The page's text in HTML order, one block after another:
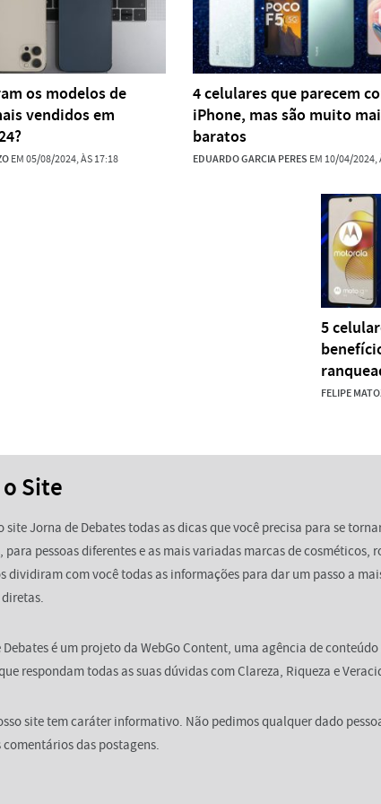
os modelos de
vendidos em
EM 05/08/2024, ÀS 17:18
4 celulares que parecem
iPhone, mas são muito
baratos
EDUARDO GARCIA PERES EM 10/04/2024,
5
FELIPE
Site
site Jorna de Debates todas as dicas que você precisa para se
pessoas diferentes e as mais variadas marcas de cosméticos,
dividiram com você todas as informações para dar um passo a
Debates é um projeto da WebGo Content, uma agência de
respondam todas as suas dúvidas com Clareza, Riqueza e
site tem caráter informativo. Não pedimos qualquer dado
comentários das postagens.